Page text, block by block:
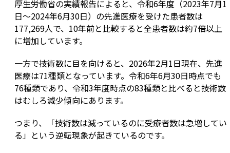
厚生労働省の実績報告によると、令和6年度（2023年7月1
日〜2024年6月30日）の先進医療を受けた患者数は
177,269人で、10年前と比較すると全患者数は約7倍以上
に増加しています。
一方で技術数に目を向けると、2026年2月1日現在、先進
医療は71種類となっています。令和6年6月30日時点でも
76種類であり、令和3年度時点の83種類と比べると技術数
はむしろ減少傾向にあります。
つまり、「技術数は減っているのに受療者数は急増してい
る」という逆転現象が起きているのです。